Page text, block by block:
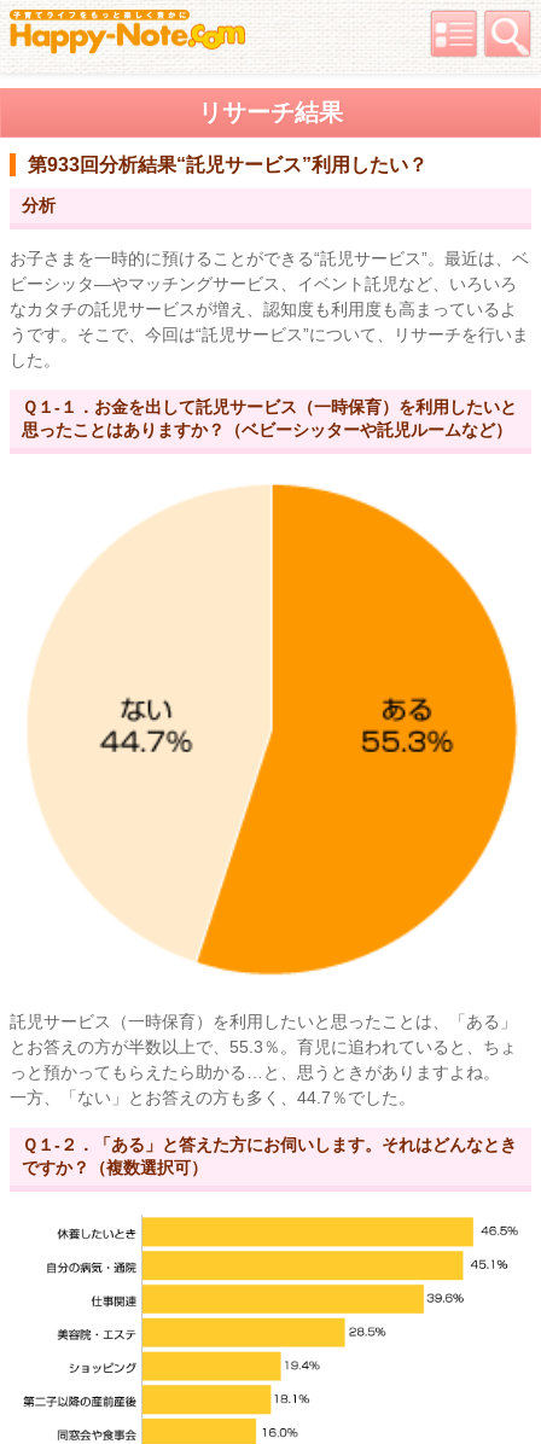
リサーチ結果
第933回分析結果“託児サービス”利用したい？
分析
お子さまを一時的に預けることができる“託児サービス”。最近は、ベ
ビーシッタ―やマッチングサービス、イベント託児など、いろいろ
なカタチの託児サービスが増え、認知度も利用度も高まっているよ
うです。そこで、今回は“託児サービス”について、リサーチを行いま
した。
Ｑ１-１．お金を出して託児サービス（一時保育）を利用したいと
思ったことはありますか？（ベビーシッターや託児ルームなど）
託児サービス（一時保育）を利用したいと思ったことは、「ある」
とお答えの方が半数以上で、55.3％。育児に追われていると、ちょ
っと預かってもらえたら助かる…と、思うときがありますよね。
一方、「ない」とお答えの方も多く、44.7％でした。
Ｑ１-２．「ある」と答えた方にお伺いします。それはどんなとき
ですか？（複数選択可）